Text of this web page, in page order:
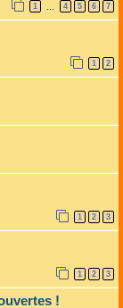
1 … 4 5 6 7
1 2
1 2 3
1 2 3
!